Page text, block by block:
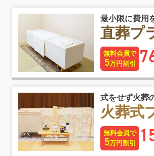
最小限に費用
直葬プ
無料会員で
5万円割引
式をせず火葬
火葬式
無料会員で
5万円割引